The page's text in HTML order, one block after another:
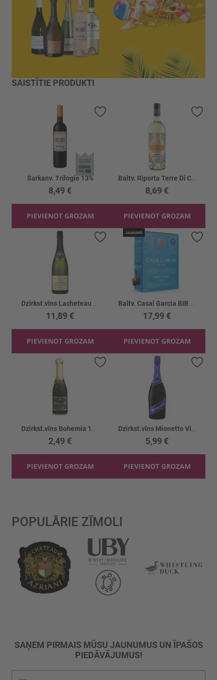
SAISTĪTIE PRODUKTI
Sarkanv. Trilogie 13%
8,49 €
PIEVIENOT GROZAM
8,69 €
PIEVIENOT GROZAM
11,89 €
PIEVIENOT GROZAM
Pievienot vēlmju sarakstam
17,99 €
PIEVIENOT GROZAM
2,49 €
PIEVIENOT GROZAM
Pievienot vēlmju sarakstam
5,99 €
PIEVIENOT GROZAM
POPULĀRIE ZĪMOLI
SAŅEM PIRMAIS MŪSU JAUNUMUS UN ĪPAŠOS
PIEDĀVĀJUMUS!